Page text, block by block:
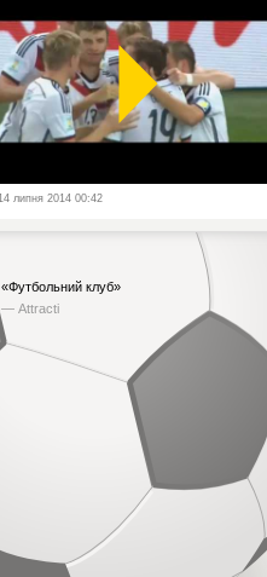
липня 2014 00:42
«Футбольний клуб»
— Attracti